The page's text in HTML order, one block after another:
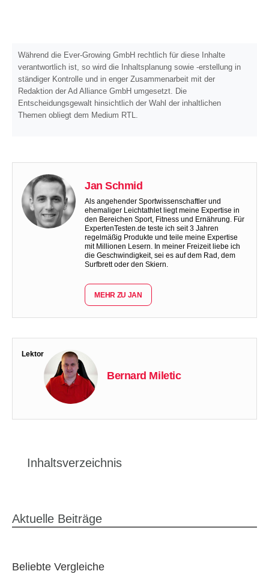
Während die Ever-Growing GmbH rechtlich für diese Inhalte
verantwortlich ist, so wird die Inhaltsplanung sowie -erstellung in
ständiger Kontrolle und in enger Zusammenarbeit mit der
Redaktion der Ad Alliance GmbH umgesetzt. Die
Entscheidungsgewalt hinsichtlich der Wahl der inhaltlichen
Themen obliegt dem Medium RTL.
Jan Schmid
Als angehender Sportwissenschaftler und
ehemaliger Leichtathlet liegt meine Expertise in
den Bereichen Sport, Fitness und Ernährung. Für
ExpertenTesten.de teste ich seit 3 Jahren
regelmäßig Produkte und teile meine Expertise
mit Millionen Lesern. In meiner Freizeit liebe ich
die Geschwindigkeit, sei es auf dem Rad, dem
Surfbrett oder den Skiern.
MEHR ZU JAN
Lektor
Bernard Miletic
Inhaltsverzeichnis
Aktuelle Beiträge
Beliebte Vergleiche